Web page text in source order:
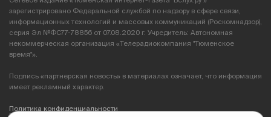
зарегистрировано Федеральной службой по надзору в сфере связи,
информационных технологий и массовых коммуникаций (Роскомнадзор),
серия Эл №ФС77-78856 от 07.08.2020 г. Учредитель: Автономная
некоммерческая организация «Телерадиокомпания "Тюменское
время"».
Подпись «партнерская новость» в материалах означает, что информация
имеет рекламный характер.
Политика конфиденциальности